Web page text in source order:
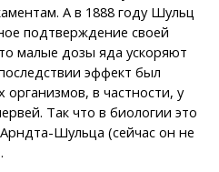
А в 1888 году Шульц
подтверждение своей
малые дозы яда ускоряют
эффект был
в частности, у
Так что в биологии это
Шульца (сейчас он не